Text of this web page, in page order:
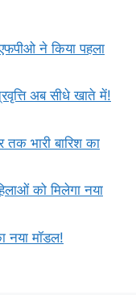
ने किया पहला
अब सीधे खाते में!
तक भारी बारिश का
को मिलेगा नया
नया मॉडल!